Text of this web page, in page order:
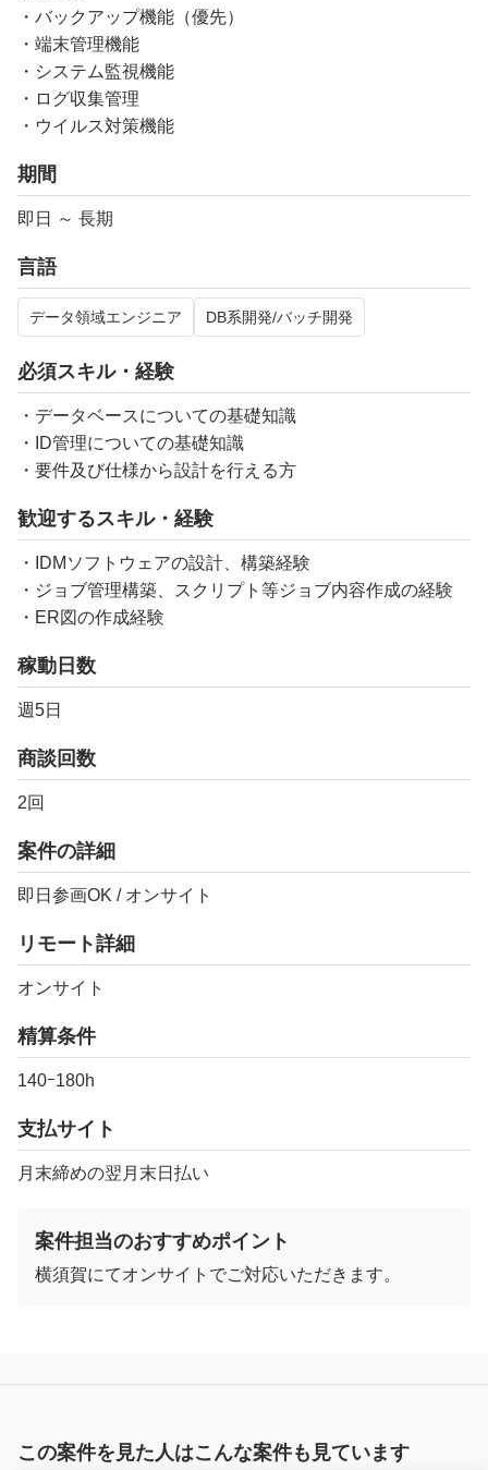
・バックアップ機能（優先）
・端末管理機能
・システム監視機能
・ログ収集管理
・ウイルス対策機能
期間
即日 ～ 長期
言語
データ領域エンジニア DB系開発/バッチ開発
必須スキル・経験
・データベースについての基礎知識
・ID管理についての基礎知識
・要件及び仕様から設計を行える方
歓迎するスキル・経験
・IDMソフトウェアの設計、構築経験
・ジョブ管理構築、スクリプト等ジョブ内容作成の経験
・ER図の作成経験
稼動日数
週5日
商談回数
2回
案件の詳細
即日参画OK / オンサイト
リモート詳細
オンサイト
精算条件
140ｰ180h
支払サイト
月末締めの翌月末日払い
案件担当のおすすめポイント
横須賀にてオンサイトでご対応いただきます。
この案件を見た人はこんな案件も見ています